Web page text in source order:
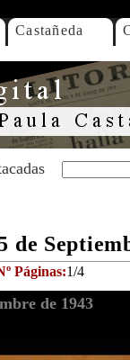
Castañeda
de
Páginas:1/4
de 1943